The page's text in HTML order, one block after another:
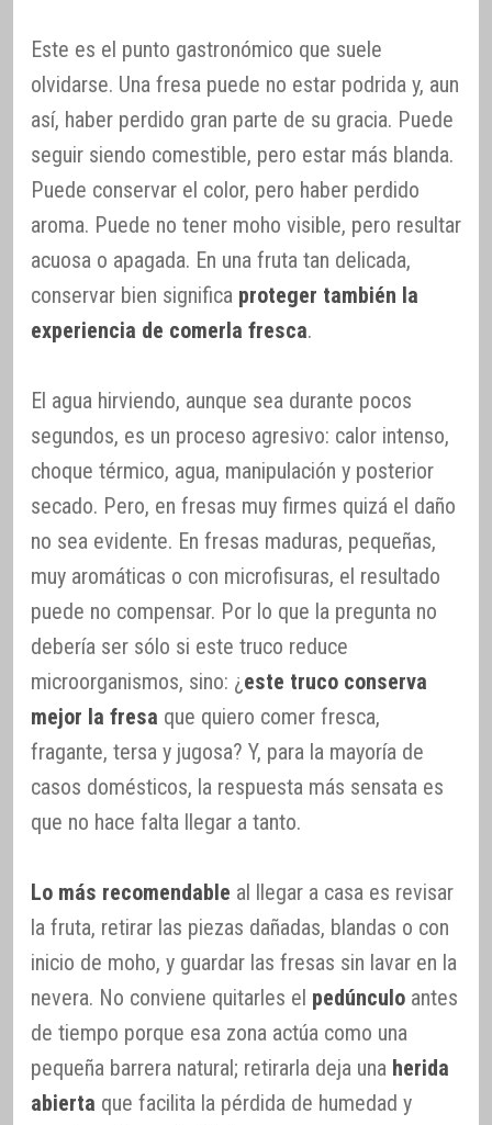
Este es el punto gastronómico que suele
olvidarse. Una fresa puede no estar podrida y, aun
así, haber perdido gran parte de su gracia. Puede
seguir siendo comestible, pero estar más blanda.
Puede conservar el color, pero haber perdido
aroma. Puede no tener moho visible, pero resultar
acuosa o apagada. En una fruta tan delicada,
conservar bien significa proteger también la
experiencia de comerla fresca.
El agua hirviendo, aunque sea durante pocos
segundos, es un proceso agresivo: calor intenso,
choque térmico, agua, manipulación y posterior
secado. Pero, en fresas muy firmes quizá el daño
no sea evidente. En fresas maduras, pequeñas,
muy aromáticas o con microfisuras, el resultado
puede no compensar. Por lo que la pregunta no
debería ser sólo si este truco reduce
microorganismos, sino: ¿ este truco conserva
mejor la fresa que quiero comer fresca,
fragante, tersa y jugosa? Y, para la mayoría de
casos domésticos, la respuesta más sensata es
que no hace falta llegar a tanto.
Lo más recomendable al llegar a casa es revisar
la fruta, retirar las piezas dañadas, blandas o con
inicio de moho, y guardar las fresas sin lavar en la
nevera. No conviene quitarles el pedúnculo antes
de tiempo porque esa zona actúa como una
pequeña barrera natural; retirarla deja una herida
abierta que facilita la pérdida de humedad y